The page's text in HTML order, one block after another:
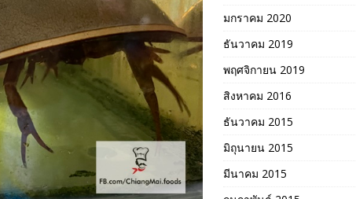
มกราคม 2020
ธันวาคม 2019
พฤศจิกายน 2019
สิงหาคม 2016
ธันวาคม 2015
มิถุนายน 2015
มีนาคม 2015